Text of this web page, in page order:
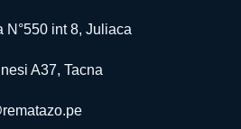
N°550 int 8, Juliaca
A37, Tacna